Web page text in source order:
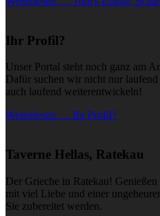
Ihr Profil?
Unser Portal steht noch ganz am
Dafür suchen wir nicht nur
auch laufend weiterentwickeln!
Weiterlesen … Ihr Profil?
Taverne Hellas, Ratekau
Der Grieche in Ratekau!
mit viel Liebe und einer
Sie zubereitet werden.